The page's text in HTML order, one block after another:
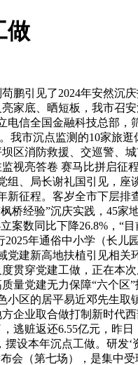
做
引见了2024年安然沉
家底、晒短板，我市召
信全国金融科技总部
市沉点监测的10家旅
消防救援、交巡警、
亮答卷 赛马比拼启征
、局长谢礼国引见，
征程。客岁全市下层
经验”沉庆实践，45
数同比下降26.8%，“
年通俗中小学（长
党建新高地扶植引见相
贯穿党建工做，正在本
党建无力保障“六个区
区的居平易近邓先生
企业取合做打制新时代
赃返还6.55亿元，昨
设本年沉点工做。研
会（第七场），是集中